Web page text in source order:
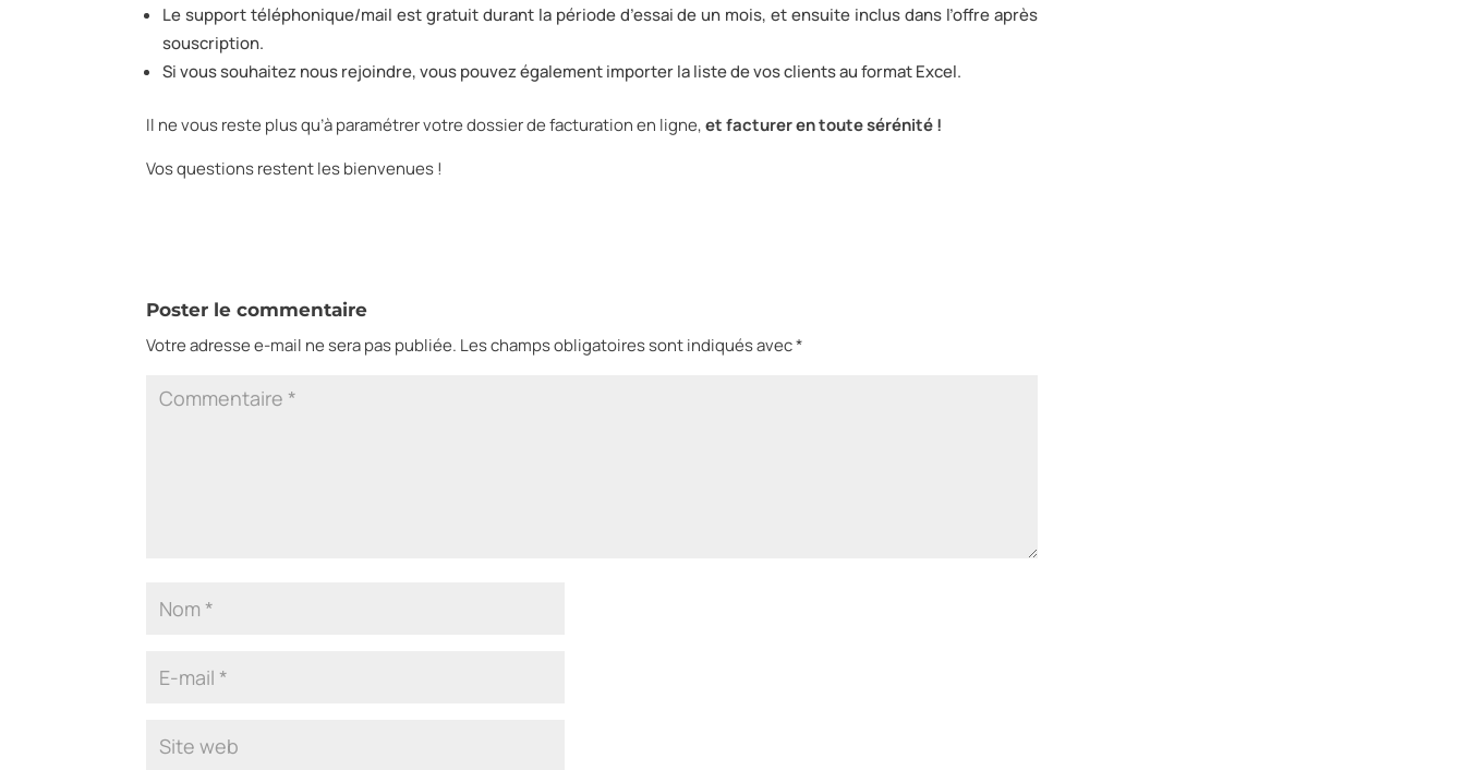
Le support téléphonique/mail est gratuit durant la période d’essai de un mois, et ensuite inclus dans l’offre après
souscription.
Si vous souhaitez nous rejoindre, vous pouvez également importer la liste de vos clients au format Excel.
Il ne vous reste plus qu’à paramétrer votre dossier de facturation en ligne,et facturer en toute sérénité !
Vos questions restent les bienvenues !
Poster le commentaire
Votre adresse e-mail ne sera pas publiée. Les champs obligatoires sont indiqués avec*